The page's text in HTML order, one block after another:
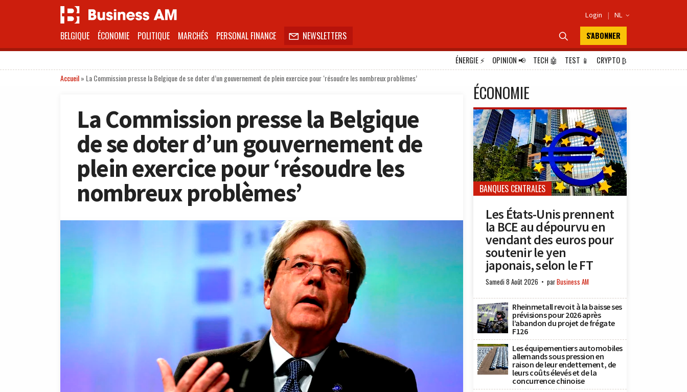
Login | NL 
BELGIQUE ÉCONOMIE POLITIQUE MARCHÉS PERSONAL FINANCE  NEWSLETTERS  S'ABONNER
ÉNERGIE⚡ OPINION📢 TECH 🤖 TEST 📱 CRYPTO₿
Accueil» La Commission presse la Belgique de se doter d’un gouvernement de plein exercice pour ‘résoudre les nombreux problèmes’
La Commission presse la Belgique
de se doter d’un gouvernement de
plein exercice pour ‘résoudre les
nombreux problèmes’
ÉCONOMIE
BANQUES CENTRALES
Les États-Unis prennent
la BCE au dépourvu en
vendant des euros pour
soutenir le yen
japonais, selon le FT
Samedi 8 Août 2026 parBusiness AM
Rheinmetall revoit à la baisse ses
prévisions pour 2026 après
l’abandon du projet de frégate
F126
Les équipementiers automobiles
allemands sous pression en
raison de leur endettement, de
leurs coûts élevés et de la
concurrence chinoise